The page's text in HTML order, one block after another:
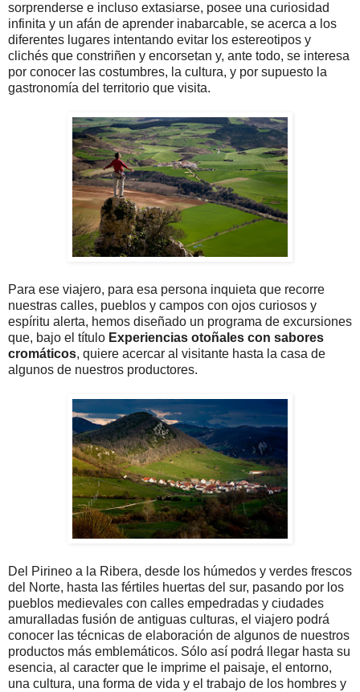
sorprenderse e incluso extasiarse, posee una curiosidad
infinita y un afán de aprender inabarcable, se acerca a los
diferentes lugares intentando evitar los estereotipos y
clichés que constriñen y encorsetan y, ante todo, se interesa
por conocer las costumbres, la cultura, y por supuesto la
gastronomía del territorio que visita.
Para ese viajero, para esa persona inquieta que recorre
nuestras calles, pueblos y campos con ojos curiosos y
espíritu alerta, hemos diseñado un programa de excursiones
que, bajo el título Experiencias otoñales con sabores
cromáticos, quiere acercar al visitante hasta la casa de
algunos de nuestros productores.
Del Pirineo a la Ribera, desde los húmedos y verdes frescos
del Norte, hasta las fértiles huertas del sur, pasando por los
pueblos medievales con calles empedradas y ciudades
amuralladas fusión de antiguas culturas, el viajero podrá
conocer las técnicas de elaboración de algunos de nuestros
productos más emblemáticos. Sólo así podrá llegar hasta su
esencia, al caracter que le imprime el paisaje, el entorno,
una cultura, una forma de vida y el trabajo de los hombres y